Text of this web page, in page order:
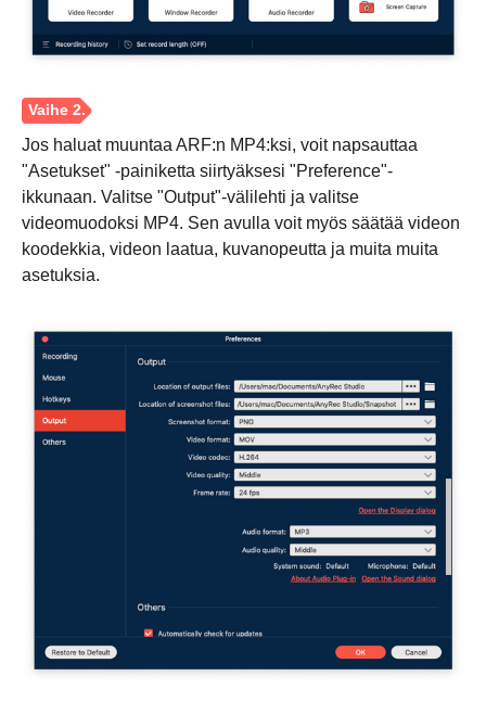
Vaihe 1.
Jos haluat muuntaa ARF:n MP4:ksi, voit napsauttaa
"Asetukset" -painiketta siirtyäksesi "Preference"-
ikkunaan. Valitse "Output"-välilehti ja valitse
videomuodoksi MP4. Sen avulla voit myös säätää videon
koodekkia, videon laatua, kuvanopeutta ja muita muita
asetuksia.